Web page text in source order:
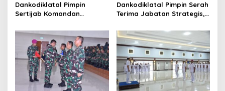
Dankodiklatal Pimpin
Sertijab Komandan
Dankodiklatal Pimpin Serah
Terima Jabatan Strategis,
Berganti